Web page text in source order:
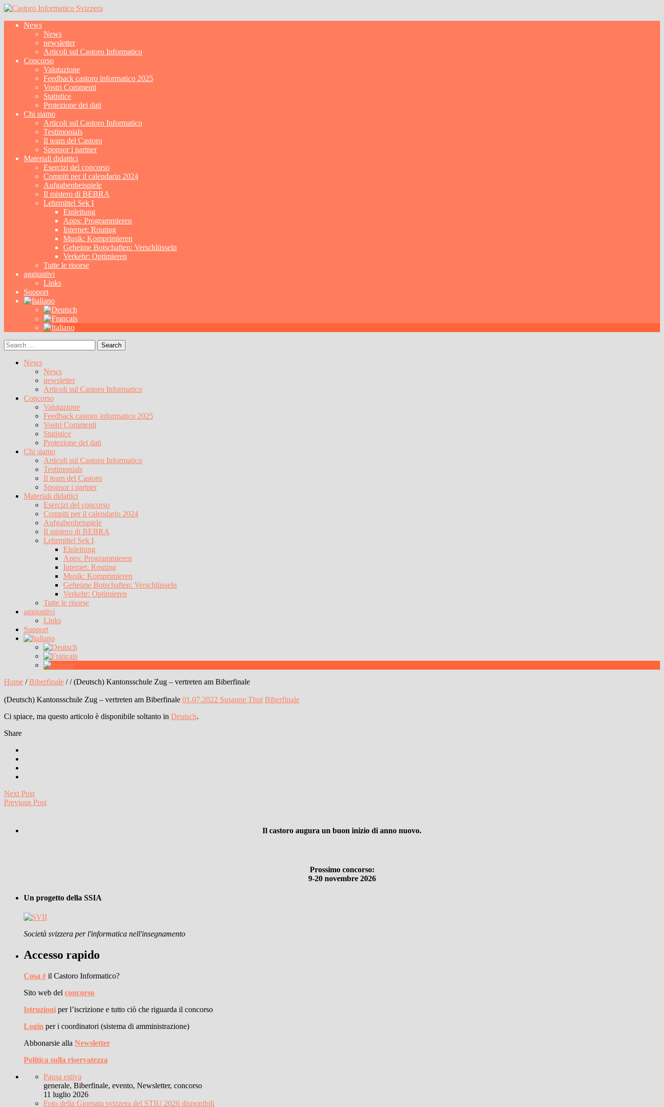
News
News
newsletter
Articoli sul Castoro Informatico
Concorso
Valutazione
Feedback castoro informatico 2025
Vostri Commenti
Statistice
Protezione dei dati
Chi siamo
Articoli sul Castoro Informatico
Testimonials
Il team del Castoro
Sponsor i partner
Materiali didattici
Esercizi del concorso
Compiti per il calendario 2024
Aufgabenbeispiele
Il mistero di BEBRA
Lehrmittel Sek I
Einleitung
Apps: Programmieren
Internet: Routing
Musik: Komprimieren
Geheime Botschaften: Verschlüsseln
Verkehr: Optimieren
Tutte le risorse
aggiuntivi
Links
Support
Search
for:
News
News
newsletter
Articoli sul Castoro Informatico
Concorso
Valutazione
Feedback castoro informatico 2025
Vostri Commenti
Statistice
Protezione dei dati
Chi siamo
Articoli sul Castoro Informatico
Testimonials
Il team del Castoro
Sponsor i partner
Materiali didattici
Esercizi del concorso
Compiti per il calendario 2024
Aufgabenbeispiele
Il mistero di BEBRA
Lehrmittel Sek I
Einleitung
Apps: Programmieren
Internet: Routing
Musik: Komprimieren
Geheime Botschaften: Verschlüsseln
Verkehr: Optimieren
Tutte le risorse
aggiuntivi
Links
Support
Home /Biberfinale //(Deutsch) Kantonsschule Zug – vertreten am Biberfinale
(Deutsch) Kantonsschule Zug – vertreten am Biberfinale 01.07.2022 Susanne Thut Biberfinale
Ci spiace, ma questo articolo è disponibile soltanto in Deutsch.
Share
Next Post
Previous Post
Il castoro augura un buon inizio di anno nuovo.
Prossimo concorso:
9-20 novembre 2026
Un progetto della SSIA
Società svizzera per l'informatica nell'insegnamento
Accesso rapido
Cosa è il Castoro Informatico?
Sito web del concorso
Istruzioni per l’iscrizione e tutto ciò che riguarda il concorso
Login per i coordinatori (sistema di amministrazione)
Abbonarsie alla Newsletter
Politica sulla riservatezza
Pausa estiva
generale, Biberfinale, evento, Newsletter, concorso
11 luglio 2026
Foto della Giornata svizzera del STIU 2026 disponibili